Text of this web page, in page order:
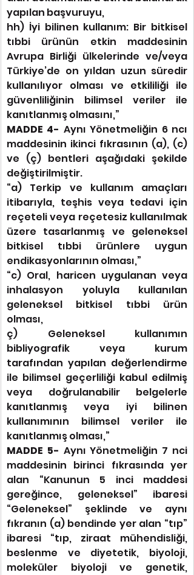
yapılan başvuruyu,
hh) İyi bilinen kullanım: Bir bitkisel
tıbbi ürünün etkin maddesinin
Avrupa Birliği ülkelerinde ve/veya
Türkiye’de on yıldan uzun süredir
kullanılıyor olması ve etkililiği ile
güvenliliğinin bilimsel veriler ile
kanıtlanmış olmasını,”
MADDE 4- Aynı Yönetmeliğin 6 ncı
maddesinin ikinci fıkrasının (a), (c)
ve (ç) bentleri aşağıdaki şekilde
değiştirilmiştir.
“a) Terkip ve kullanım amaçları
itibarıyla, teşhis veya tedavi için
reçeteli veya reçetesiz kullanılmak
üzere tasarlanmış ve geleneksel
bitkisel tıbbi ürünlere uygun
endikasyonlarının olması,”
“c) Oral, haricen uygulanan veya
inhalasyon yoluyla kullanılan
geleneksel bitkisel tıbbi ürün
olması,
ç) Geleneksel kullanımın
bibliyografik veya kurum
tarafından yapılan değerlendirme
ile bilimsel geçerliliği kabul edilmiş
veya doğrulanabilir belgelerle
kanıtlanmış veya iyi bilinen
kullanımının bilimsel veriler ile
kanıtlanmış olması,”
MADDE 5- Aynı Yönetmeliğin 7 nci
maddesinin birinci fıkrasında yer
alan “Kanunun 5 inci maddesi
gereğince, geleneksel” ibaresi
“Geleneksel” şeklinde ve aynı
fıkranın (a) bendinde yer alan “tıp”
ibaresi “tıp, ziraat mühendisliği,
beslenme ve diyetetik, biyoloji,
moleküler biyoloji ve genetik,